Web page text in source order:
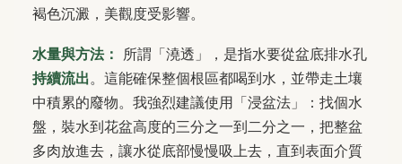
褐色沉澱，美觀度受影響。
水量與方法： 所謂「澆透」，是指水要從盆底排水孔
持續流出。這能確保整個根區都喝到水，並帶走土壤
中積累的廢物。我強烈建議使用「浸盆法」：找個水
盤，裝水到花盆高度的三分之一到二分之一，把整盆
多肉放進去，讓水從底部慢慢吸上去，直到表面介質